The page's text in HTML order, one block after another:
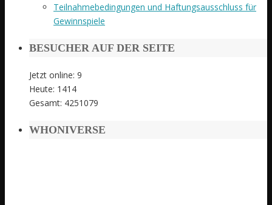
Teilnahmebedingungen und Haftungsausschluss für
Gewinnspiele
BESUCHER AUF DER SEITE
Jetzt online: 9
Heute: 1414
Gesamt: 4251079
WHONIVERSE